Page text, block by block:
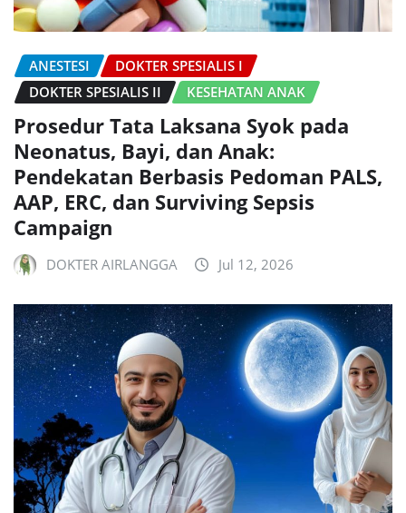
ANESTESI
DOKTER SPESIALIS I
DOKTER SPESIALIS II
KESEHATAN ANAK
Prosedur Tata Laksana Syok pada
Neonatus, Bayi, dan Anak:
Pendekatan Berbasis Pedoman PALS,
AAP, ERC, dan Surviving Sepsis
Campaign
DOKTER AIRLANGGA Jul 12, 2026